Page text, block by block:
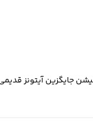
جایگزین آیتونز